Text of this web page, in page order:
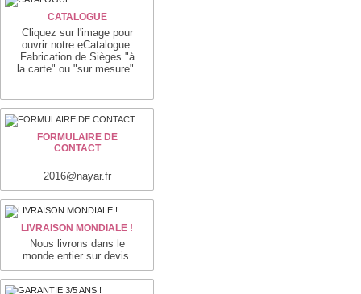
CATALOGUE
Cliquez sur l'image pour
ouvrir notre eCatalogue.
Fabrication de Sièges "à
la carte" ou "sur mesure".
FORMULAIRE DE
CONTACT
2016@nayar.fr
LIVRAISON MONDIALE !
Nous livrons dans le
monde entier sur devis.